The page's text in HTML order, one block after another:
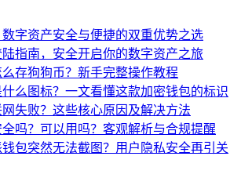
数字资产安全与便捷的双重优势之选
陆指南，安全开启你的数字资产之旅
么存狗狗币？新手完整操作教程
什么图标？一文看懂这款加密钱包的标识
网失败？这些核心原因及解决方法
全吗？可以用吗？客观解析与合规提醒
包突然无法截图？用户隐私安全再引关